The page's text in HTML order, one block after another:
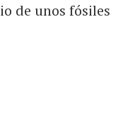
de unos fósiles